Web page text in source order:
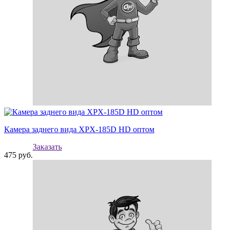
Камера заднего вида XPX-185D HD оптом
475 руб.
Заказать